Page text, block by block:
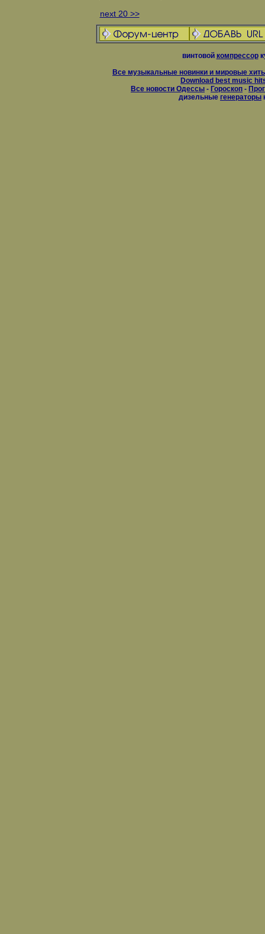
next 20 >>
винтовой компрессор
Все музыкальные новинки и мировые
Download best music
Все новости Одессы - Гороскоп -
дизельные генераторы